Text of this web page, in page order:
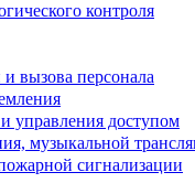
контроля
вызова персонала
управления доступом
музыкальной
сигнализации